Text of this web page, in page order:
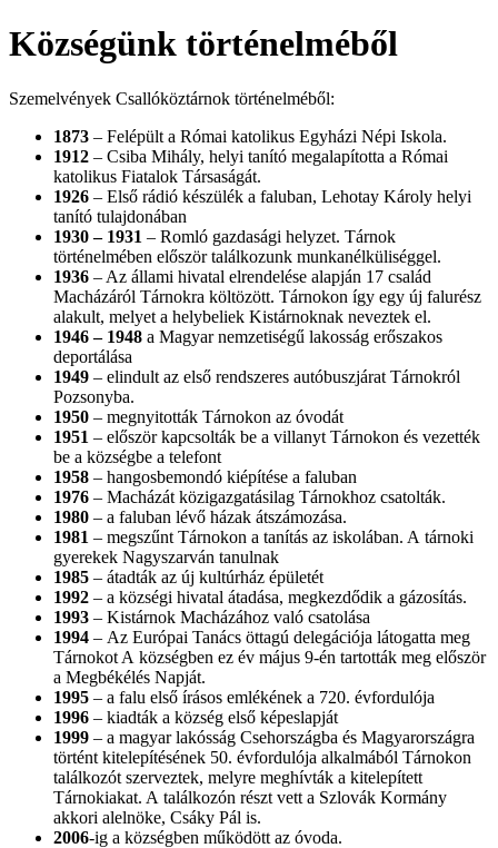
Községünk történelméből
Szemelvények Csallóköztárnok történelméből:
1873 – Felépült a Római katolikus Egyházi Népi Iskola.
1912 – Csiba Mihály, helyi tanító megalapította a Római
katolikus Fiatalok Társaságát.
1926 – Első rádió készülék a faluban, Lehotay Károly helyi
tanító tulajdonában
1930 – 1931 – Romló gazdasági helyzet. Tárnok
történelmében először találkozunk munkanélküliséggel.
1936 – Az állami hivatal elrendelése alapján 17 család
Macházáról Tárnokra költözött. Tárnokon így egy új falurész
alakult, melyet a helybeliek Kistárnoknak neveztek el.
1946 – 1948 a Magyar nemzetiségű lakosság erőszakos
deportálása
1949 – elindult az első rendszeres autóbuszjárat Tárnokról
Pozsonyba.
1950 – megnyitották Tárnokon az óvodát
1951 – először kapcsolták be a villanyt Tárnokon és vezették
be a községbe a telefont
1958 – hangosbemondó kiépítése a faluban
1976 – Macházát közigazgatásilag Tárnokhoz csatolták.
1980 – a faluban lévő házak átszámozása.
1981 – megszűnt Tárnokon a tanítás az iskolában. A tárnoki
gyerekek Nagyszarván tanulnak
1985 – átadták az új kultúrház épületét
1992 – a községi hivatal átadása, megkezdődik a gázosítás.
1993 – Kistárnok Macházához való csatolása
1994 – Az Európai Tanács öttagú delegációja látogatta meg
Tárnokot A községben ez év május 9-én tartották meg először
a Megbékélés Napját.
1995 – a falu első írásos emlékének a 720. évfordulója
1996 – kiadták a község első képeslapját
1999 – a magyar lakósság Csehországba és Magyarországra
történt kitelepítésének 50. évfordulója alkalmából Tárnokon
találkozót szerveztek, melyre meghívták a kitelepített
Tárnokiakat. A találkozón részt vett a Szlovák Kormány
akkori alelnöke, Csáky Pál is.
2006-ig a községben működött az óvoda.